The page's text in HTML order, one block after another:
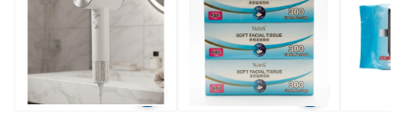
$120.0 $10.0
全場買4送1(共選5件商品)
8K+
$12.0